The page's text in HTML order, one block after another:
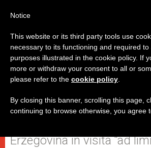
"Sono ansioso di
Sarajevo!"
Erzegovina in visita “ad
Notice
This website or its third party tools use
necessary to its functioning and required
purposes illustrated in the cookie policy. If
more or withdraw your consent to all or
please refer to the cookie policy
By closing this banner, scrolling this page,
continuing to browse otherwise, you agree